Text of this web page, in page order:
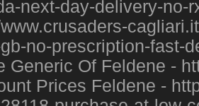
next-day-delivery-no-
no-prescription-fast-
Generic Of Feldene -
Prices Feldene -